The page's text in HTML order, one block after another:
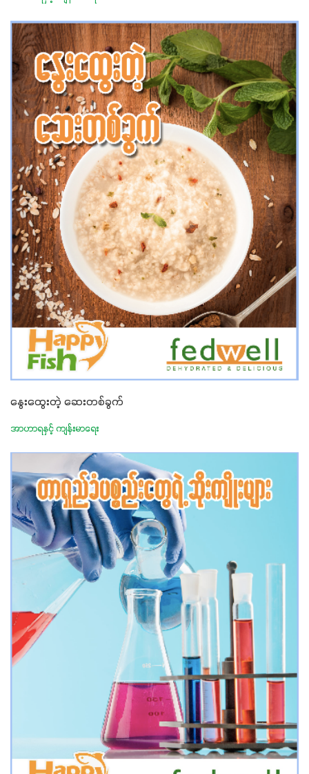
နွေးထွေးတဲ့ ဆေးတစ်ခွက်
အာဟာရနှင့် ကျန်းမာရေး